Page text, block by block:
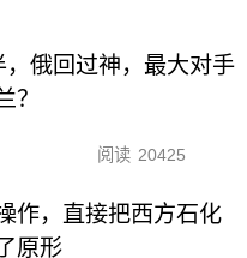
，俄回过神，最大对手
？
阅读 20425
作，直接把西方石化
原形